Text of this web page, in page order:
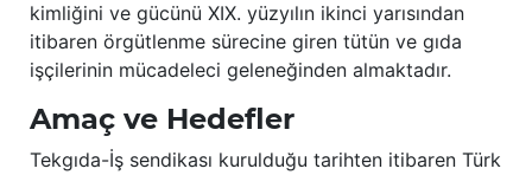
kimliğini ve gücünü XIX. yüzyılın ikinci yarısından
itibaren örgütlenme sürecine giren tütün ve gıda
işçilerinin mücadeleci geleneğinden almaktadır.
Amaç ve Hedefler
Tekgıda-İş sendikası kurulduğu tarihten itibaren Türk